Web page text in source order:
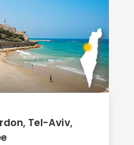
Tel-Aviv,